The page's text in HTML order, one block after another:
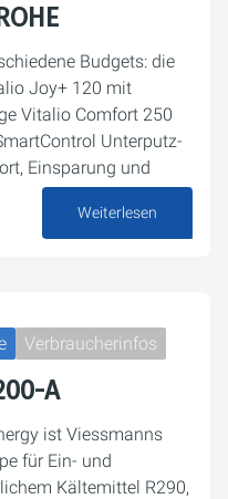
Budgets: die
Joy+ 120 mit
Vitalio Comfort 250
Unterputz-
Einsparung und
Weiterlesen
Verbraucherinfos
A
ist Viessmanns
für Ein- und
Kältemittel R290,